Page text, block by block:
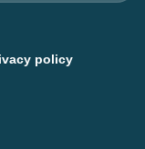
policy